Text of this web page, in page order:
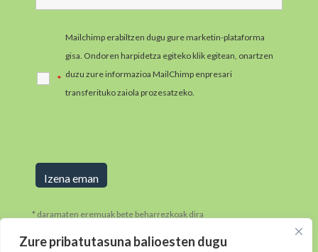
Zure pribatutasuna balioesten dugu
* daramaten eremuak bete beharrezkoak dira
*
Mailchimp erabiltzen dugu gure marketin-plataforma
gisa. Ondoren harpidetza egiteko klik egitean, onartzen
duzu zure informazioa MailChimp enpresari
transferituko zaiola prozesatzeko.